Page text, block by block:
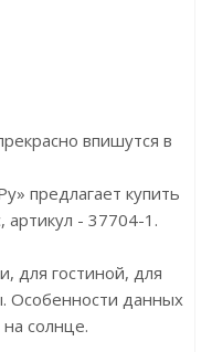
впишутся в
предлагает купить
артикул - 37704-1.
для гостиной, для
Особенности данных
солнце.